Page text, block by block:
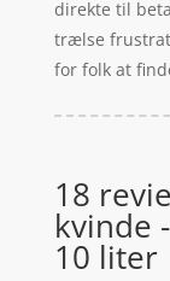
direkte til
trælse
for folk at
18
kvinde
10 liter